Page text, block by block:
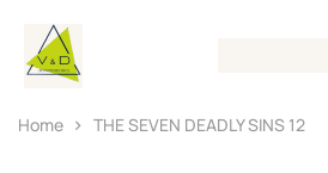
Home THE SEVEN DEADLY SINS 12